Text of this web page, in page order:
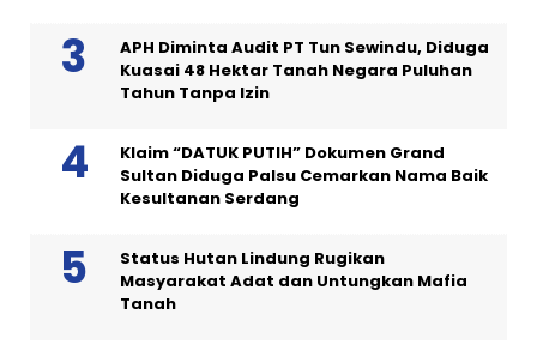
APH Diminta Audit PT Tun Sewindu, Diduga
Kuasai 48 Hektar Tanah Negara Puluhan
Tahun Tanpa Izin
Klaim “DATUK PUTIH” Dokumen Grand
Sultan Diduga Palsu Cemarkan Nama Baik
Kesultanan Serdang
Status Hutan Lindung Rugikan
Masyarakat Adat dan Untungkan Mafia
Tanah